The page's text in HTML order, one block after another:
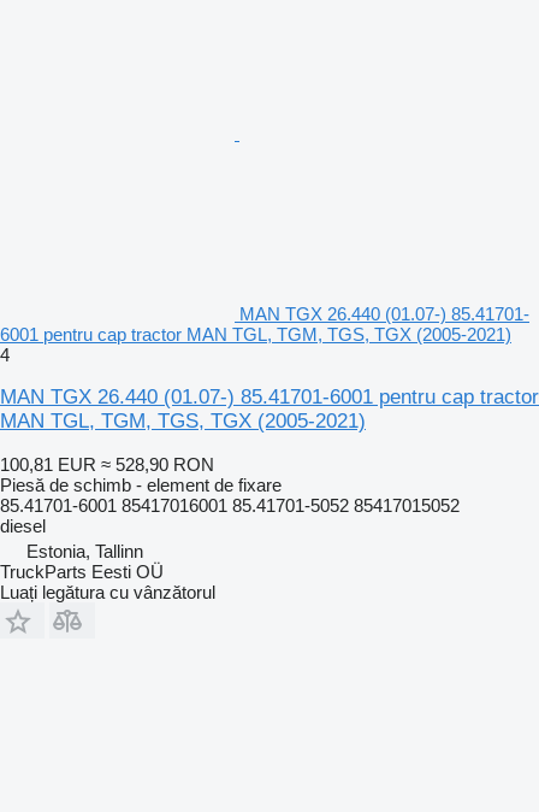
MAN TGX 26.440 (01.07-) 85.41701-
6001 pentru cap tractor MAN TGL, TGM, TGS, TGX (2005-2021)
4
MAN TGX 26.440 (01.07-) 85.41701-6001 pentru cap tractor
MAN TGL, TGM, TGS, TGX (2005-2021)
100,81 EUR ≈ 528,90 RON
Piesă de schimb - element de fixare
85.41701-6001 85417016001 85.41701-5052 85417015052
diesel
Estonia, Tallinn
TruckParts Eesti OÜ
Luați legătura cu vânzătorul